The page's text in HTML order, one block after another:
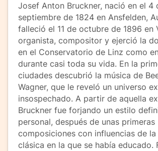
Josef Anton Bruckner, nació en el 4
septiembre de 1824 en Ansfelden,
falleció el 11 de octubre de 1896 en
organista, compositor y ejerció la
en el Conservatorio de Linz como
durante casi toda su vida. En la
ciudades descubrió la música de
Wagner, que le reveló un universo
insospechado. A partir de aquella
Bruckner fue forjando un estilo
personal, después de unas primeras
composiciones con influencias de
clásica en la que se había educado.